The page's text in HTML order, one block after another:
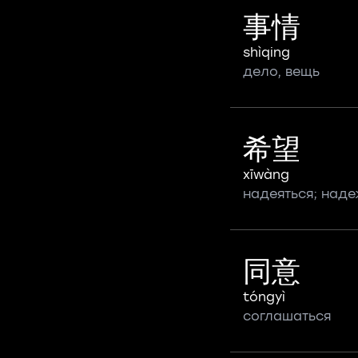
事情
shìqing
дело, вещь
希望
xīwàng
надеяться;
同意
tóngyì
соглашаться